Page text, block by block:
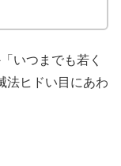
いつまでも若く
法ヒドい目にあわ